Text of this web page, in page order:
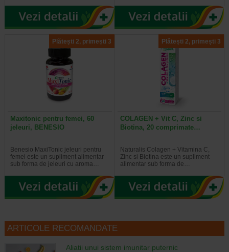
Plătești 2, primești 3
Maxitonic pentru femei, 60
jeleuri, BENESIO
Benesio MaxiTonic jeleuri pentru
femei este un supliment alimentar
sub forma de jeleuri cu aroma…
Plătești 2, primești 3
COLAGEN + Vit C, Zinc si
Biotina, 20 comprimate…
Naturalis Colagen + Vitamina C,
Zinc si Biotina este un supliment
alimentar sub forma de…
ARTICOLE RECOMANDATE
Aliatii unui sistem imunitar puternic